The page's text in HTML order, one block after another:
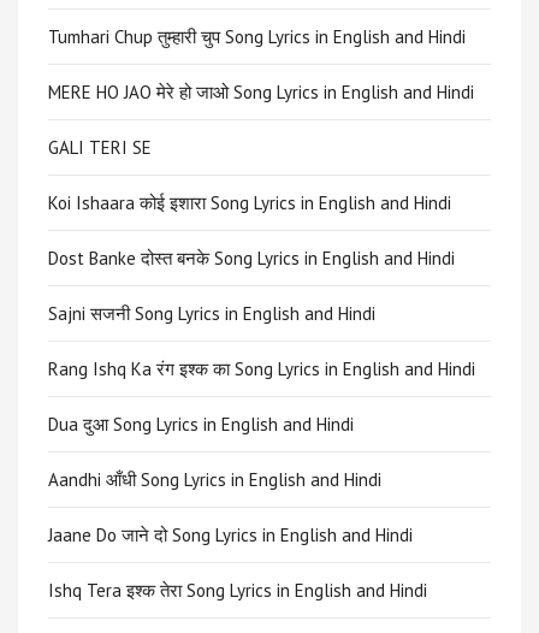
Tumhari Chup तुम्हारी चुप Song Lyrics in English and Hindi
MERE HO JAO मेरे हो जाओ Song Lyrics in English and Hindi
GALI TERI SE
Koi Ishaara कोई इशारा Song Lyrics in English and Hindi
Dost Banke दोस्त बनके Song Lyrics in English and Hindi
Sajni सजनी Song Lyrics in English and Hindi
Rang Ishq Ka रंग इश्क का Song Lyrics in English and Hindi
Dua दुआ Song Lyrics in English and Hindi
Aandhi आँधी Song Lyrics in English and Hindi
Jaane Do जाने दो Song Lyrics in English and Hindi
Ishq Tera इश्क तेरा Song Lyrics in English and Hindi